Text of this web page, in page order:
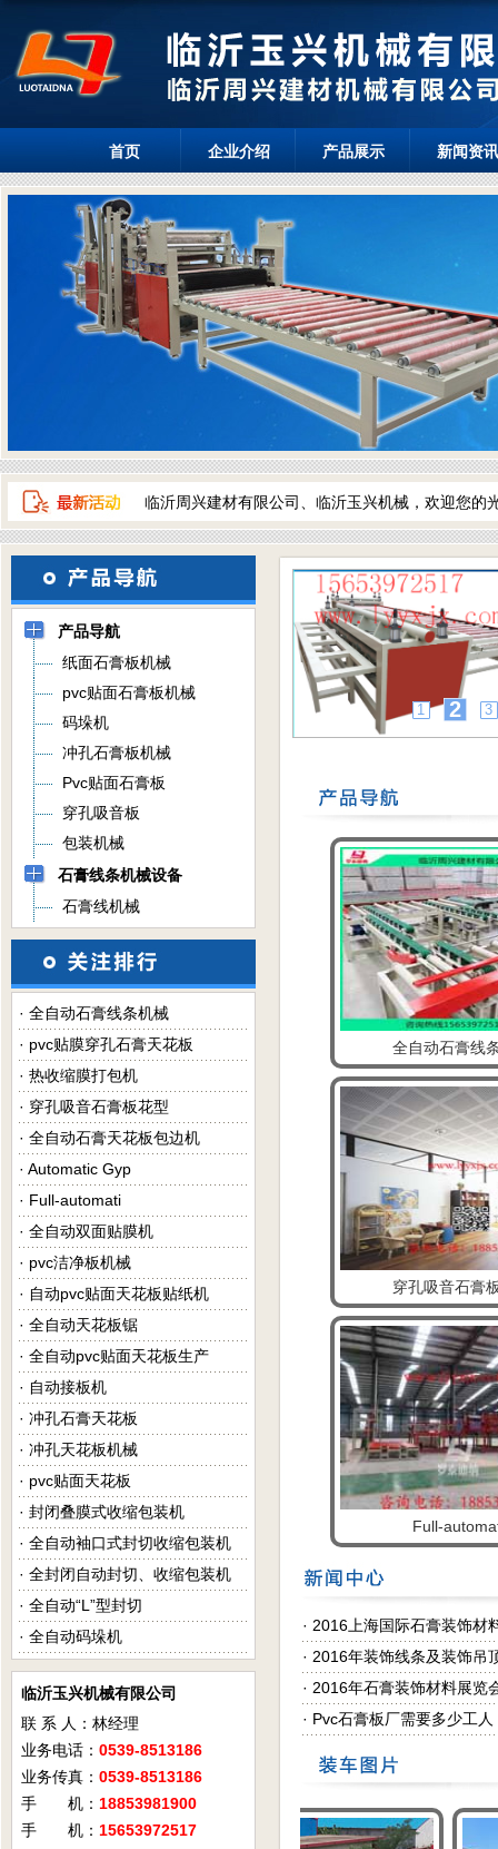
首页 企业介绍 产品展示 新闻资讯
临沂周兴建材有限公司、临沂玉兴机械，欢迎您的
产品导航
纸面石膏板机械
pvc贴面石膏板机械
码垛机
冲孔石膏板机械
Pvc贴面石膏板
穿孔吸音板
包装机械
石膏线条机械设备
石膏线机械
· 全自动石膏线条机械
· pvc贴膜穿孔石膏天花板
· 热收缩膜打包机
· 穿孔吸音石膏板花型
· 全自动石膏天花板包边机
· Automatic Gyp
· Full-automati
· 全自动双面贴膜机
· pvc洁净板机械
· 自动pvc贴面天花板贴纸机
· 全自动天花板锯
· 全自动pvc贴面天花板生产
· 自动接板机
· 冲孔石膏天花板
· 冲孔天花板机械
· pvc贴面天花板
· 封闭叠膜式收缩包装机
· 全自动袖口式封切收缩包装机
· 全封闭自动封切、收缩包装机
· 全自动“L”型封切
· 全自动码垛机
临沂玉兴机械有限公司
联 系 人：林经理
业务电话： 0539-8513186
业务传真： 0539-8513186
手 机： 18853981900
手 机： 15653972517
1 2 3
全自动石膏线
穿孔吸音石膏
Full-
· 2016上海国际石膏装饰材
· 2016年装饰线条及装饰吊
· 2016年石膏装饰材料展览
· Pvc石膏板厂需要多少工人